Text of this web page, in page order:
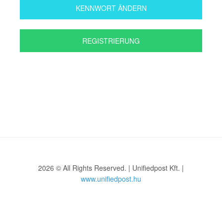
KENNWORT ÄNDERN
REGISTRIERUNG
2026 © All Rights Reserved. | Unifiedpost Kft. |
www.unifiedpost.hu